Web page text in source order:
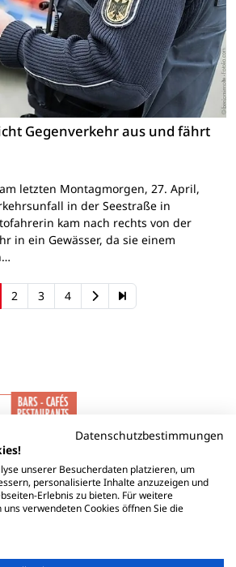
Gegenverkehr aus und fährt
letzten Montagmorgen, 27. April,
in der Seestraße in
kam nach rechts von der
in ein Gewässer, da sie einem
2 3 4
Datenschutzbestimmungen
unserer Besucherdaten platzieren, um
personalisierte Inhalte anzuzeigen und
Erlebnis zu bieten. Für weitere
verwendeten Cookies öffnen Sie die